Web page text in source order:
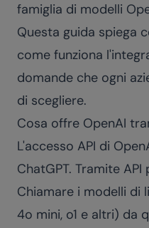
famiglia di modelli
Questa guida spiega
come funziona
domande che ogni
di scegliere.
Cosa offre OpenAI
L'accesso API di
ChatGPT. Tramite API
Chiamare i modelli di
4o mini, o1 e altri) da